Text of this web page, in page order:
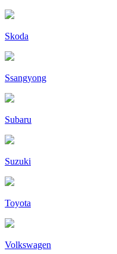
Skoda
Ssangyong
Subaru
Suzuki
Toyota
Volkswagen